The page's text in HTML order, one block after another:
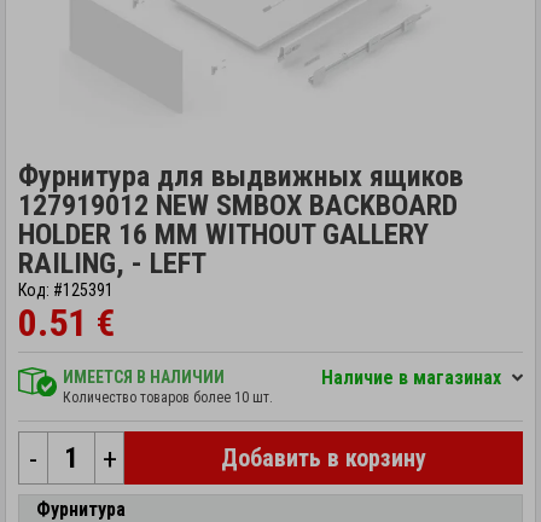
Фурнитура для выдвижных ящиков
127919012 NEW SMBOX BACKBOARD
HOLDER 16 MM WITHOUT GALLERY
RAILING, - LEFT
Код: #125391
0.51 €
ИМЕЕТСЯ В НАЛИЧИИ
Количество товаров более 10 шт.
Hаличие в магазинах
- + Добавить в корзину
Фурнитура